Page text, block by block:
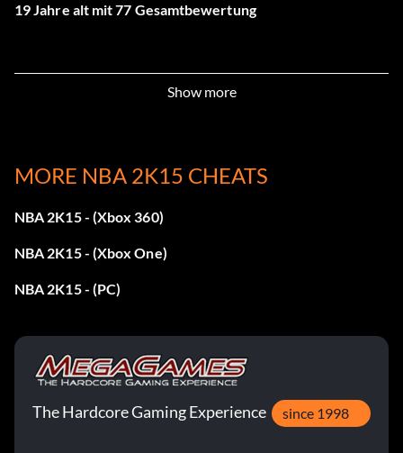
19 Jahre alt mit 77 Gesamtbewertung
Zach LaVine:
19 Jahre alt mit 72 Gesamtbewertung
20 Jahre alt mit 77 Gesamtbewertung
Show more
MORE NBA 2K15 CHEATS
NBA 2K15 - (Xbox 360)
NBA 2K15 - (Xbox One)
NBA 2K15 - (PC)
The Hardcore Gaming Experience since 1998